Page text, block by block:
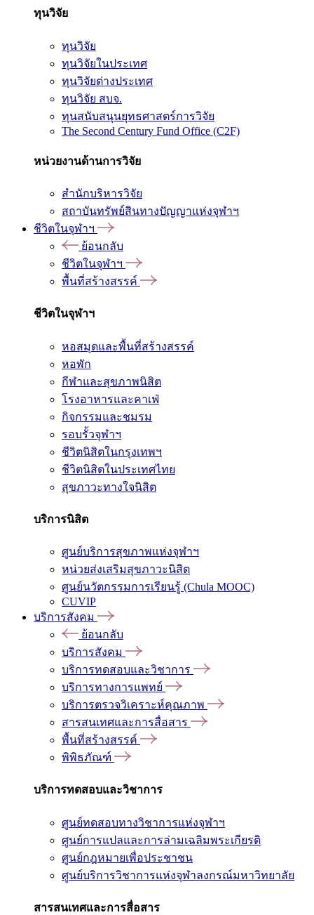
ทุนวิจัย
ทุนวิจัย
ทุนวิจัยในประเทศ
ทุนวิจัยต่างประเทศ
ทุนวิจัย สบจ.
ทุนสนับสนุนยุทธศาสตร์การวิจัย
The Second Century Fund Office (C2F)
หน่วยงานด้านการวิจัย
สำนักบริหารวิจัย
สถาบันทรัพย์สินทางปัญญาแห่งจุฬาฯ
ชีวิตในจุฬาฯ
ย้อนกลับ
ชีวิตในจุฬาฯ
พื้นที่สร้างสรรค์
ชีวิตในจุฬาฯ
หอสมุดและพื้นที่สร้างสรรค์
หอพัก
กีฬาและสุขภาพนิสิต
โรงอาหารและคาเฟ่
กิจกรรมและชมรม
รอบรั้วจุฬาฯ
ชีวิตนิสิตในกรุงเทพฯ
ชีวิตนิสิตในประเทศไทย
สุขภาวะทางใจนิสิต
บริการนิสิต
ศูนย์บริการสุขภาพแห่งจุฬาฯ
หน่วยส่งเสริมสุขภาวะนิสิต
ศูนย์นวัตกรรมการเรียนรู้ (Chula MOOC)
CUVIP
บริการสังคม
ย้อนกลับ
บริการสังคม
บริการทดสอบและวิชาการ
บริการทางการแพทย์
บริการตรวจวิเคราะห์คุณภาพ
สารสนเทศและการสื่อสาร
พื้นที่สร้างสรรค์
พิพิธภัณฑ์
บริการทดสอบและวิชาการ
ศูนย์ทดสอบทางวิชาการแห่งจุฬาฯ
ศูนย์การแปลและการล่ามเฉลิมพระเกียรติ
ศูนย์กฎหมายเพื่อประชาชน
ศูนย์บริการวิชาการแห่งจุฬาลงกรณ์มหาวิทยาลัย
สารสนเทศและการสื่อสาร